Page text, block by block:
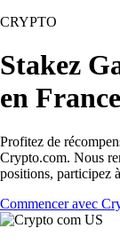
CRYPTO
Stakez
en France
Profitez de
Crypto.com. Nous
positions, participez
Commencer avec